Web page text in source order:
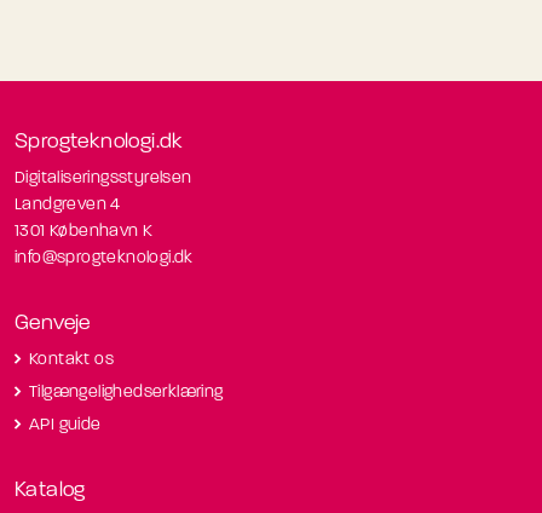
Sprogteknologi.dk
Digitaliseringsstyrelsen
Landgreven 4
1301 København K
info@sprogteknologi.dk
Genveje
Kontakt os
Tilgængelighedserklæring
API guide
Katalog